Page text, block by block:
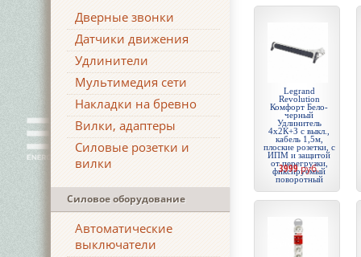
Дверные звонки
Датчики движения
Удлинители
Мультимедия сети
Накладки на бревно
Вилки, адаптеры
Силовые розетки и
вилки
Силовое оборудование
Автоматические
выключатели
Legrand
Revolution
Комфорт Бело-
черный
Удлинитель
4x2К+З с выкл.,
кабель 1,5м,
плоские розетки, с
ИПМ и защитой
от перегрузки,
фиксируемый
поворотный
3999руб.